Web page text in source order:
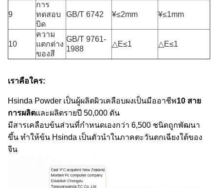
9
การ
ทดสอบ
บิด
GB/T 6742 ¥≤2mm ¥≤1mm
10
ความ
แตกต่าง
ของสี
GB/T 9761-
1988
△E≤1 △E≤1
เราคือใคร:
Hsinda Powder เป็นผู้ผลิตผิวเคลือบผงเป็นมืออาชีพ10 สาย
การผลิตและผลิตรายปี 50,000 ตัน
มีสารเคลือบข้นส่วนที่กําหนดเองกว่า 6,500 ชนิดถูกพัฒนา
ขึ้น ทําให้ข้น Hsinda เป็นตัวนําในภาคตะวันตกเฉียงใต้ของ
จีน